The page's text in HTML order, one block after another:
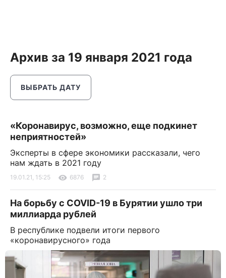
Архив за 19 января 2021 года
ВЫБРАТЬ ДАТУ
«Коронавирус, возможно, еще подкинет
неприятностей»
Эксперты в сфере экономики рассказали, чего
нам ждать в 2021 году
19.01.21, 15:25 6876 2
На борьбу с COVID-19 в Бурятии ушло три
миллиарда рублей
В республике подвели итоги первого
«коронавирусного» года